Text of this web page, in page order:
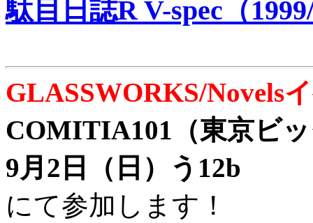
駄目日誌R V-spec（
GLASSWORKS/Novels
COMITIA101（東京ビ
9月2日（日）う12b
にて参加します！